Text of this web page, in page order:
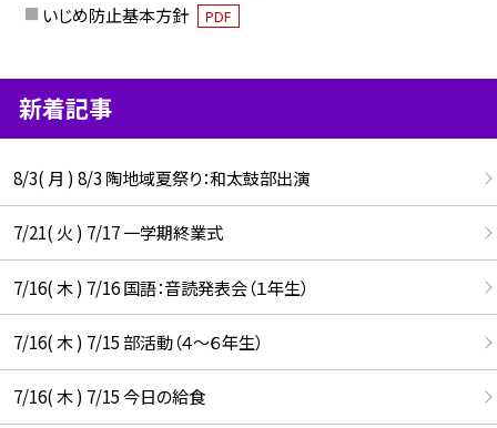
いじめ防止基本方針 PDF
新着記事
8/3( 月 ) 8/3 陶地域夏祭り：和太鼓部出演
7/21( 火 ) 7/17 一学期終業式
7/16( 木 ) 7/16 国語：音読発表会（１年生）
7/16( 木 ) 7/15 部活動（４～６年生）
7/16( 木 ) 7/15 今日の給食